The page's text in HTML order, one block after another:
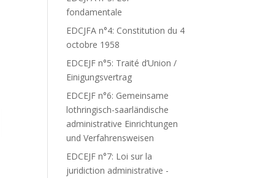
fondamentale
EDCJFA n°4: Constitution du 4
octobre 1958
EDCEJF n°5: Traité d’Union /
Einigungsvertrag
EDCEJF n°6: Gemeinsame
lothringisch-saarländische
administrative Einrichtungen
und Verfahrensweisen
EDCEJF n°7: Loi sur la
juridiction administrative -